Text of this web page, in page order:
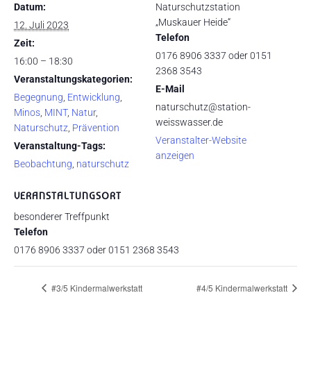
Datum:
12. Juli 2023
Zeit:
16:00 – 18:30
Veranstaltungskategorien:
Begegnung Entwicklung
Minos MINT, Natur,
Naturschutz Prävention
Veranstaltung-Tags:
Beobachtung naturschutz
VERANSTALTUNGSORT
besonderer Treffpunkt
Telefon
0176 8906 3337 oder 0151 2368 3543
Naturschutzstation
„Muskauer Heide“
Telefon
0176 8906 3337 oder 0151
2368 3543
E-Mail
naturschutz@station-
weisswasser.de
Veranstalter-Website
anzeigen
#3/5 Kindermalwerkstatt #4/5 Kindermalwerkstatt